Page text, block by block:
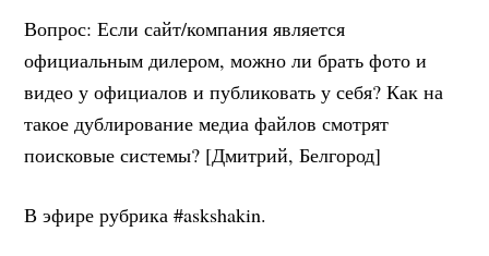
Вопрос: Если сайт/компания является
официальным дилером, можно ли брать фото и
видео у официалов и публиковать у себя? Как на
такое дублирование медиа файлов смотрят
поисковые системы? [Дмитрий, Белгород]
В эфире рубрика #askshakin.